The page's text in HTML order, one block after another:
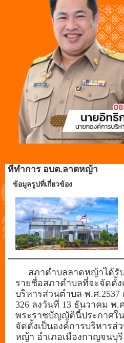
ที่ทำการ อบต.ลาดหญ้า
ข้อมูลรูปที่เกี่ยวข้อง
สภาตำบลลาดหญ้าได้รับ
รายชื่อสภาตำบลที่จะจัดตั้
บริหารส่วนตำบล พ.ศ
326 ลงวันที่ 13 ธันวาคม
พระราชบัญญัตินี้ประกาศใน
จัดตั้งเป็นองค์การบริหาร
หญ้า อำเภอเมืองกาญจนบุ